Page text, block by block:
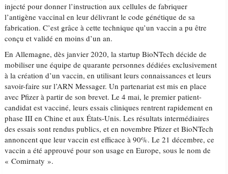
injecté pour donner l’instruction aux cellules de fabriquer
l’antigène vaccinal en leur délivrant le code génétique de sa
fabrication. C’est grâce à cette technique qu’un vaccin a pu être
conçu et validé en moins d’un an.
En Allemagne, dès janvier 2020, la startup BioNTech décide de
mobiliser une équipe de quarante personnes dédiées exclusivement
à la création d’un vaccin, en utilisant leurs connaissances et leurs
savoir-faire sur l’ARN Messager. Un partenariat est mis en place
avec Pfizer à partir de son brevet. Le 4 mai, le premier patient-
candidat est vacciné, leurs essais cliniques rentrent rapidement en
phase III en Chine et aux États-Unis. Les résultats intermédiaires
des essais sont rendus publics, et en novembre Pfizer et BioNTech
annoncent que leur vaccin est efficace à 90%. Le 21 décembre, ce
vaccin a été approuvé pour son usage en Europe, sous le nom de
« Comirnaty ».